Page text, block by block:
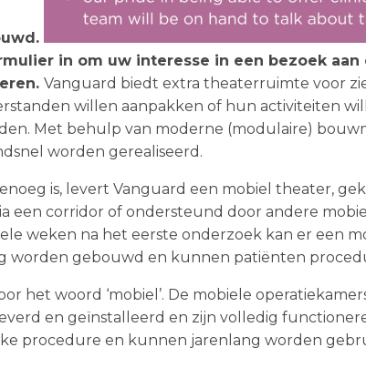
in om uw interesse in een bezoek aan
Vanguard biedt extra theaterruimte voor
willen aanpakken of hun activiteiten
Met behulp van moderne (modulaire)
worden gerealiseerd.
is, levert Vanguard een mobiel theater,
een corridor of ondersteund door andere
weken na het eerste onderzoek kan er een
worden gebouwd en kunnen patiënten
het woord ‘mobiel’. De mobiele
en geïnstalleerd en zijn volledig
procedure en kunnen jarenlang worden